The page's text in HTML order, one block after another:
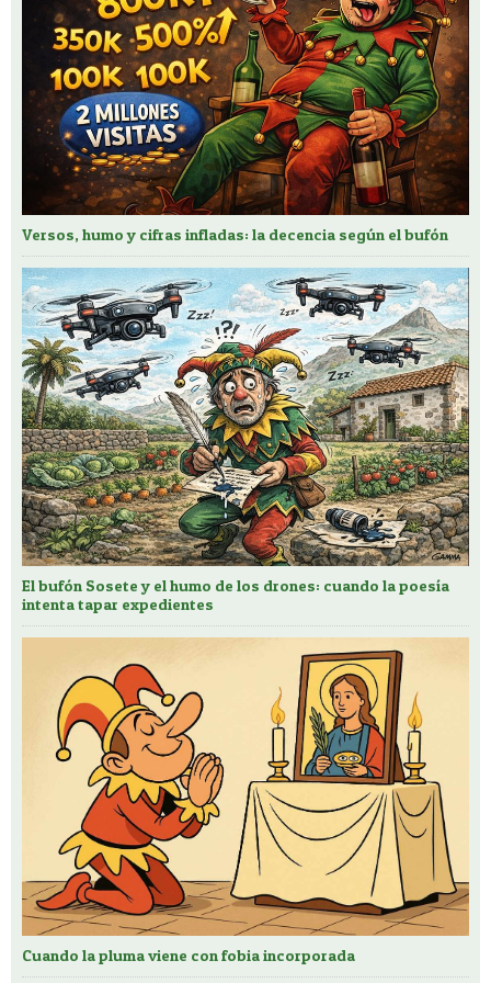
Versos, humo y cifras infladas: la decencia según el bufón
El bufón Sosete y el humo de los drones: cuando la poesía
intenta tapar expedientes
Cuando la pluma viene con fobia incorporada